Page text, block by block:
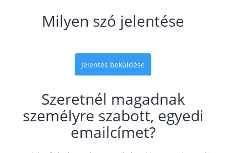
Milyen szó jelentése
Jelentés beküldése
Szeretnél magadnak
személyre szabott, egyedi
emailcímet?